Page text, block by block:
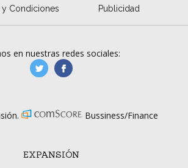
y Condiciones Publicidad
EXPANSIÓN
en nuestras redes sociales:
manufacturaGE
Bussiness/Finance